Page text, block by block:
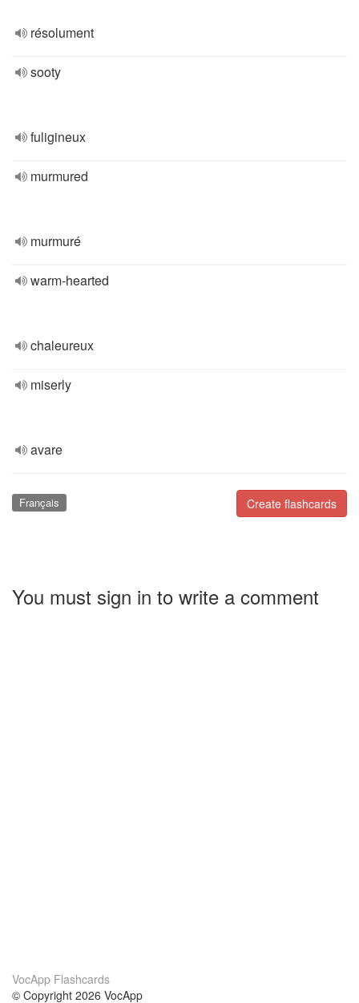
résolument
sooty
fuligineux
murmured
murmuré
warm-hearted
chaleureux
miserly
avare
Create flashcards
Français
You must sign in to write a comment
VocApp Flashcards
© Copyright 2026 VocApp